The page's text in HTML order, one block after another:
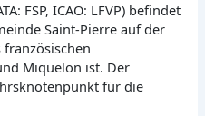
FSP, ICAO: LFVP) befindet
Saint-Pierre auf der
französischen
Miquelon ist. Der
für die